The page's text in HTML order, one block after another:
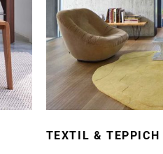
TEXTIL & TEPPICH